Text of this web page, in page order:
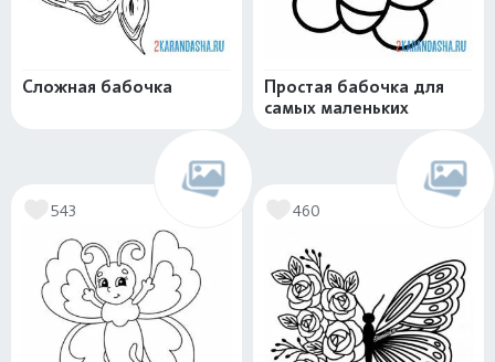
Сложная бабочка
Простая бабочка для
самых маленьких
543 460